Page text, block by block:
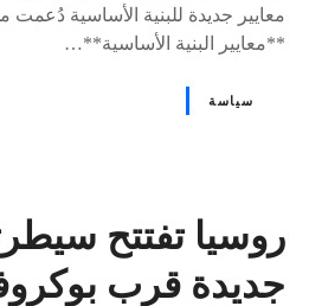
معايير جديدة للبنية الأساسية
**معايير البنية الأساسية**…
سياسة
روسيا تفتتح
جديدة قرب